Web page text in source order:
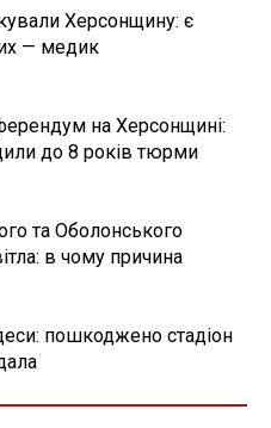
Херсонщину: є
— медик
на Херсонщині:
до 8 років тюрми
та Оболонського
в чому причина
пошкоджено стадіон